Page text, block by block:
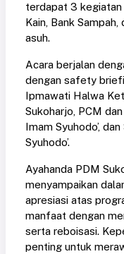
terdapat 3 kegiatan
Kain, Bank
asuh.
Acara berjalan
dengan safety
Ipmawati Halwa
Sukoharjo, PCM
Imam Syuhodo’,
Syuhodo’.
Ayahanda PDM
menyampaikan
apresiasi atas
manfaat dengan
serta reboisasi.
penting untuk